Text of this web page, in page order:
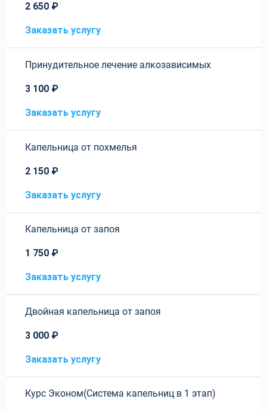
2 650 ₽
Заказать услугу
Принудительное лечение алкозависимых
3 100 ₽
Заказать услугу
Капельница от похмелья
2 150 ₽
Заказать услугу
Капельница от запоя
1 750 ₽
Заказать услугу
Двойная капельница от запоя
3 000 ₽
Заказать услугу
Курс Эконом(Система капельниц в 1 этап)